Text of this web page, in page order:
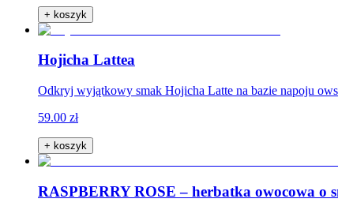
+ koszyk
Hojicha Lattea
Odkryj wyjątkowy smak Hojicha Latte na bazie napoju
59.00 zł
+ koszyk
RASPBERRY ROSE – herbatka owocowa o